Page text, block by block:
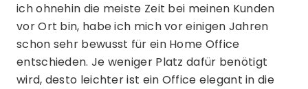
ich ohnehin die meiste Zeit bei meinen Kunden
vor Ort bin, habe ich mich vor einigen Jahren
schon sehr bewusst für ein Home Office
entschieden. Je weniger Platz dafür benötigt
wird, desto leichter ist ein Office elegant in die